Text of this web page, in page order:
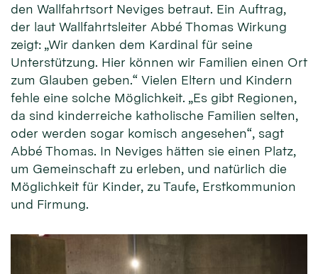
den Wallfahrtsort Neviges betraut. Ein Auftrag,
der laut Wallfahrtsleiter Abbé Thomas Wirkung
zeigt: „Wir danken dem Kardinal für seine
Unterstützung. Hier können wir Familien einen Ort
zum Glauben geben.“ Vielen Eltern und Kindern
fehle eine solche Möglichkeit. „Es gibt Regionen,
da sind kinderreiche katholische Familien selten,
oder werden sogar komisch angesehen“, sagt
Abbé Thomas. In Neviges hätten sie einen Platz,
um Gemeinschaft zu erleben, und natürlich die
Möglichkeit für Kinder, zu Taufe, Erstkommunion
und Firmung.